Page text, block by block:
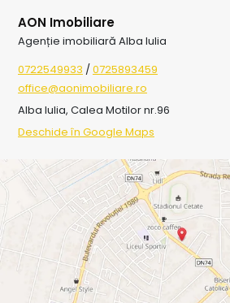
AON Imobiliare
Agenție imobiliară Alba Iulia
0722549933 / 0725893459
office@aonimobiliare.ro
Alba Iulia, Calea Motilor nr.96
Deschide în Google Maps